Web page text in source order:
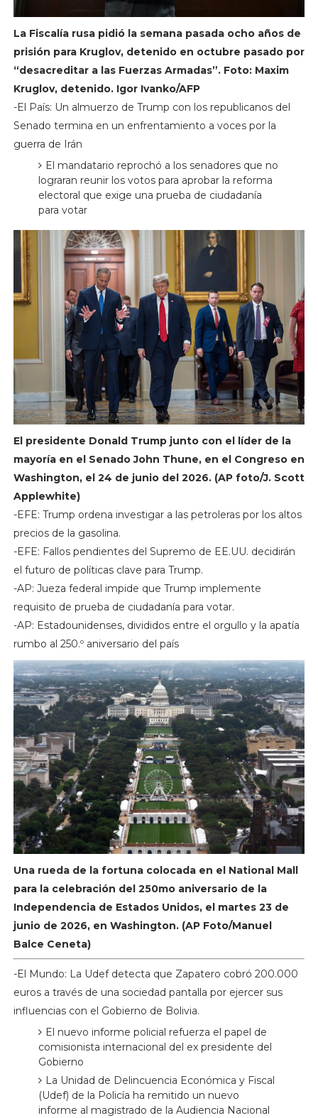
La Fiscalía rusa pidió la semana pasada ocho años de
prisión para Kruglov, detenido en octubre pasado por
“desacreditar a las Fuerzas Armadas”. Foto: Maxim
Kruglov, detenido. Igor Ivanko/AFP
-El País: Un almuerzo de Trump con los republicanos del
Senado termina en un enfrentamiento a voces por la
guerra de Irán
El mandatario reprochó a los senadores que no
lograran reunir los votos para aprobar la reforma
electoral que exige una prueba de ciudadanía
para votar
El presidente Donald Trump junto con el líder de la
mayoría en el Senado John Thune, en el Congreso en
Washington, el 24 de junio del 2026. (AP foto/J. Scott
Applewhite)
-EFE: Trump ordena investigar a las petroleras por los altos
precios de la gasolina.
-EFE: Fallos pendientes del Supremo de EE.UU. decidirán
el futuro de políticas clave para Trump.
-AP: Jueza federal impide que Trump implemente
requisito de prueba de ciudadanía para votar.
-AP: Estadounidenses, divididos entre el orgullo y la apatía
rumbo al 250.º aniversario del país
Una rueda de la fortuna colocada en el National Mall
para la celebración del 250mo aniversario de la
Independencia de Estados Unidos, el martes 23 de
junio de 2026, en Washington. (AP Foto/Manuel
Balce Ceneta)
-El Mundo: La Udef detecta que Zapatero cobró 200.000
euros a través de una sociedad pantalla por ejercer sus
influencias con el Gobierno de Bolivia.
El nuevo informe policial refuerza el papel de
comisionista internacional del ex presidente del
Gobierno
La Unidad de Delincuencia Económica y Fiscal
(Udef) de la Policía ha remitido un nuevo
informe al magistrado de la Audiencia Nacional